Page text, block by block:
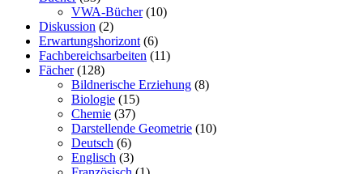
VWA-Bücher(10)
Diskussion (2)
Erwartungshorizont (6)
Fachbereichsarbeiten (11)
Fächer(128)
Bildnerische Erziehung (8)
Biologie (15)
Chemie (37)
Darstellende Geometrie (10)
Deutsch (6)
Englisch (3)